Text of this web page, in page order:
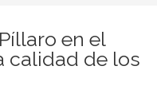
en el
calidad de los